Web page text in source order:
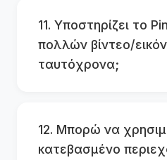
11. Υποστηρίζει το
πολλών βίντεο/
ταυτόχρονα;
12. Μπορώ να
κατεβασμένο